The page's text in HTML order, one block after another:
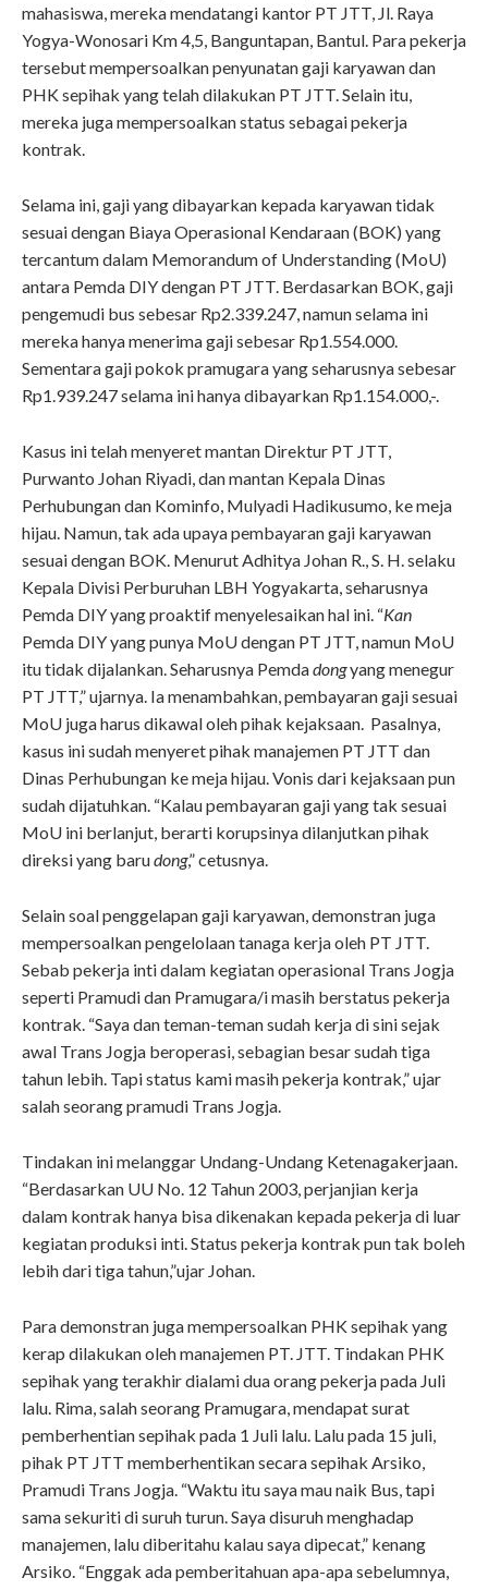
mahasiswa, mereka mendatangi kantor PT JTT, Jl. Raya
Yogya-Wonosari Km 4,5, Banguntapan, Bantul. Para pekerja
tersebut mempersoalkan penyunatan gaji karyawan dan
PHK sepihak yang telah dilakukan PT JTT. Selain itu,
mereka juga mempersoalkan status sebagai pekerja
kontrak.
Selama ini, gaji yang dibayarkan kepada karyawan tidak
sesuai dengan Biaya Operasional Kendaraan (BOK) yang
tercantum dalam Memorandum of Understanding (MoU)
antara Pemda DIY dengan PT JTT. Berdasarkan BOK, gaji
pengemudi bus sebesar Rp2.339.247, namun selama ini
mereka hanya menerima gaji sebesar Rp1.554.000.
Sementara gaji pokok pramugara yang seharusnya sebesar
Rp1.939.247 selama ini hanya dibayarkan Rp1.154.000,-.
Kasus ini telah menyeret mantan Direktur PT JTT,
Purwanto Johan Riyadi, dan mantan Kepala Dinas
Perhubungan dan Kominfo, Mulyadi Hadikusumo, ke meja
hijau. Namun, tak ada upaya pembayaran gaji karyawan
sesuai dengan BOK. Menurut Adhitya Johan R., S. H. selaku
Kepala Divisi Perburuhan LBH Yogyakarta, seharusnya
Pemda DIY yang proaktif menyelesaikan hal ini. “Kan
Pemda DIY yang punya MoU dengan PT JTT, namun MoU
itu tidak dijalankan. Seharusnya Pemdadongyang menegur
PT JTT,” ujarnya. Ia menambahkan, pembayaran gaji sesuai
MoU juga harus dikawal oleh pihak kejaksaan. Pasalnya,
kasus ini sudah menyeret pihak manajemen PT JTT dan
Dinas Perhubungan ke meja hijau. Vonis dari kejaksaan pun
sudah dijatuhkan. “Kalau pembayaran gaji yang tak sesuai
MoU ini berlanjut, berarti korupsinya dilanjutkan pihak
direksi yang barudong,” cetusnya.
Selain soal penggelapan gaji karyawan, demonstran juga
mempersoalkan pengelolaan tanaga kerja oleh PT JTT.
Sebab pekerja inti dalam kegiatan operasional Trans Jogja
seperti Pramudi dan Pramugara/i masih berstatus pekerja
kontrak. “Saya dan teman-teman sudah kerja di sini sejak
awal Trans Jogja beroperasi, sebagian besar sudah tiga
tahun lebih. Tapi status kami masih pekerja kontrak,” ujar
salah seorang pramudi Trans Jogja.
Tindakan ini melanggar Undang-Undang Ketenagakerjaan.
“Berdasarkan UU No. 12 Tahun 2003, perjanjian kerja
dalam kontrak hanya bisa dikenakan kepada pekerja di luar
kegiatan produksi inti. Status pekerja kontrak pun tak boleh
lebih dari tiga tahun,”ujar Johan.
Para demonstran juga mempersoalkan PHK sepihak yang
kerap dilakukan oleh manajemen PT. JTT. Tindakan PHK
sepihak yang terakhir dialami dua orang pekerja pada Juli
lalu. Rima, salah seorang Pramugara, mendapat surat
pemberhentian sepihak pada 1 Juli lalu. Lalu pada 15 juli,
pihak PT JTT memberhentikan secara sepihak Arsiko,
Pramudi Trans Jogja. “Waktu itu saya mau naik Bus, tapi
sama sekuriti di suruh turun. Saya disuruh menghadap
manajemen, lalu diberitahu kalau saya dipecat,” kenang
Arsiko. “Enggak ada pemberitahuan apa-apa sebelumnya,